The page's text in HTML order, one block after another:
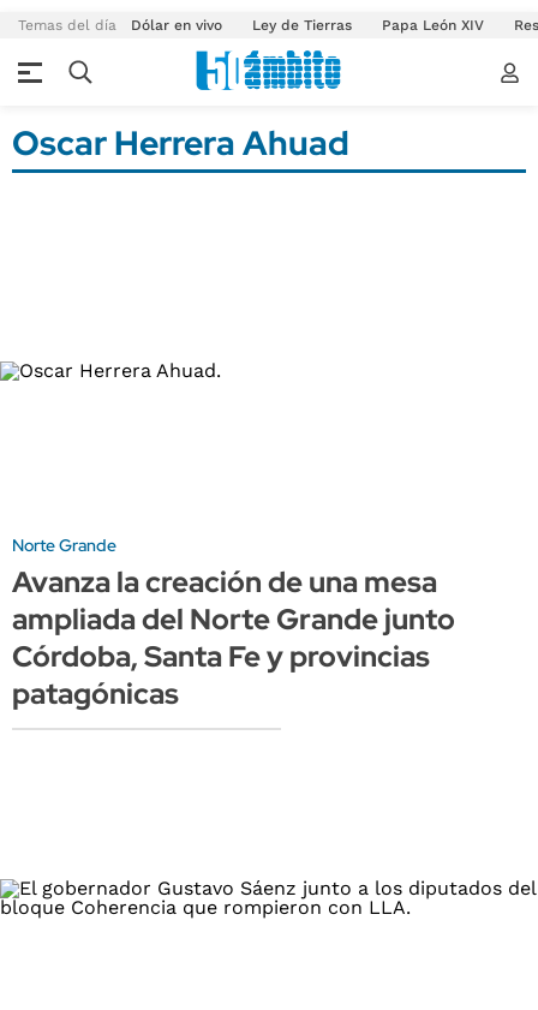
Temas del día Dólar en vivo Ley de Tierras Papa León XIV
Oscar Herrera Ahuad
Norte Grande
Avanza la creación de una mesa
ampliada del Norte Grande junto
Córdoba, Santa Fe y provincias
patagónicas